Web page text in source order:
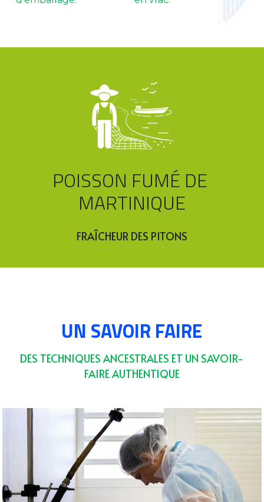
POISSON FUMÉ DE
MARTINIQUE
FRAÎCHEUR DES PITONS
UN SAVOIR FAIRE
DES TECHNIQUES ANCESTRALES ET UN SAVOIR-
FAIRE AUTHENTIQUE